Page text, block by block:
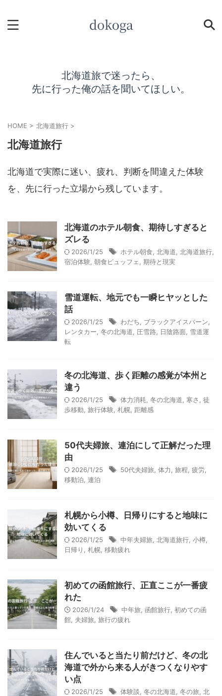
北海道旅で迷ったら、
先に行った俺の話を聞いてほしい。
HOME > 北海道旅行 >
北海道旅行
北海道で実際に迷い、疲れ、判断を間違えた体験
を、先に行った立場から残しています。
北海道のホテル朝食、期待しすぎると
ズレる
2026/1/25 ホテル朝食 北海道 北海道旅行
宿泊体験 朝食ビュッフェ 期待と現実
雪道運転、地元でも一瞬ヒヤッとした
話
2026/1/25 わだち ブラックアイスバーン
レンタカー 冬の北海道 圧雪路 日陰路面 雪道運
転
冬の北海道、歩く距離の感覚が本州と
違う
2026/1/25 体力消耗 冬の北海道 寒さ
徒
歩移動 旅行体験 札幌 距離感
50代夫婦旅、連泊にして正解だった理
由
2026/1/25 50代夫婦旅 体力 旅程 疲労
移動泊 連泊
札幌から小樽、日帰りにすると地味に
効いてくる
2026/1/25 中年夫婦旅 北海道旅行 小樽
日帰り
札幌 移動疲れ
初めての函館旅行、正直ここが一番疲
れた
2026/1/24 中年旅 函館旅行 初めての函
館 夫婦旅 旅行の疲れ
住んでいると当たり前だけど、冬の北
海道で外から来る人がきつくなりやす
い点
2026/1/25 体験談 冬の北海道 冬の旅 北